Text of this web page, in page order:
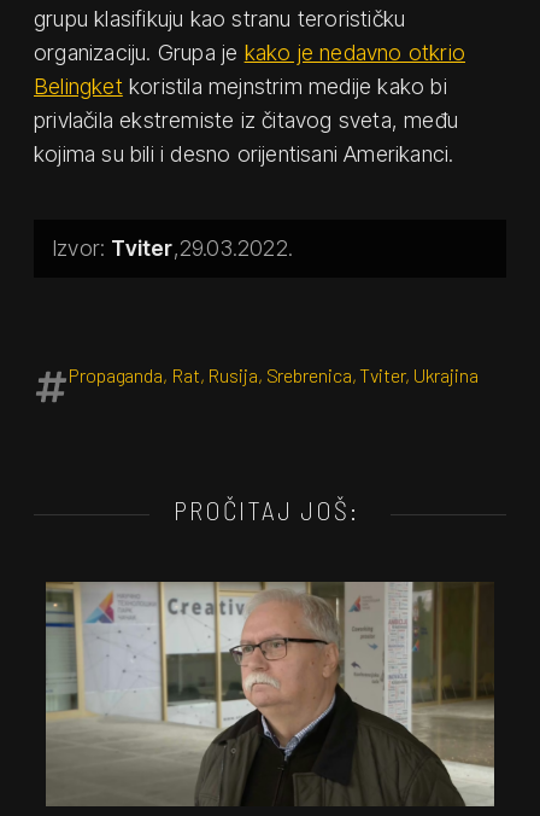
grupu klasifikuju kao stranu terorističku
organizaciju. Grupa je kako je nedavno otkrio
Belingketkoristila mejnstrim medije kako bi
privlačila ekstremiste iz čitavog sveta, među
kojima su bili i desno orijentisani Amerikanci.
Tviter 29.03.2022.
Propaganda, Rat, Rusija, Srebrenica,Tviter, Ukrajina
PROČITAJ JOŠ: